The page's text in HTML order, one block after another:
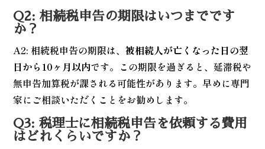
Q2: 相続税申告の期限はいつまでです
か？
A2: 相続税申告の期限は、被相続人が亡くなった日の翌
日から10ヶ月以内です。この期限を過ぎると、延滞税や
無申告加算税が課される可能性があります。早めに専門
家にご相談いただくことをお勧めします。
Q3: 税理士に相続税申告を依頼する費用
はどれくらいですか？